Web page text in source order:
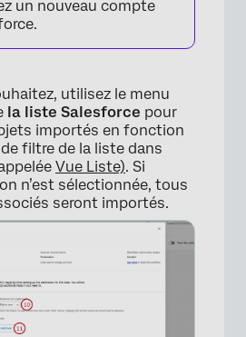
un nouveau compte
utilisez le menu
la liste Salesforce pour
importés en fonction
filtre de la liste dans
Vue Liste). Si
n’est sélectionnée, tous
seront importés.